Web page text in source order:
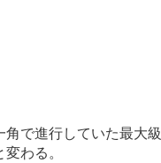
で進行していた最大
わる。